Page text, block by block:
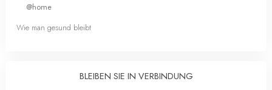
@home
Wie man gesund bleibt
BLEIBEN SIE IN VERBINDUNG